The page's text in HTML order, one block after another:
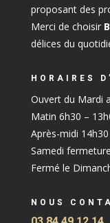
proposant des
Merci de choisir
délices du
HORAIRES
Ouvert du Mardi
Matin 6h30 –
Après-midi
Samedi
Fermé le
NOUS